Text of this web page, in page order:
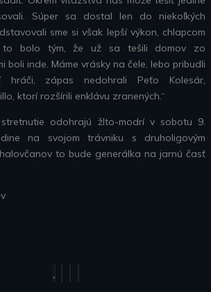
Súper sa dostal len do niekoľkých
sme si však lepší výkon, chlapcom
to bolo tým, že už sa tešili domov zo
boli inde. Máme vrásky na čele, lebo pribudli
hráči, zápas nedohrali Peťo Kolesár,
ktorí rozšírili enklávu zranených.“
stretnutie odohrajú žlto-modrí v sobotu 9.
na svojom trávniku s druholigovým
to bude generálka na jarnú časť